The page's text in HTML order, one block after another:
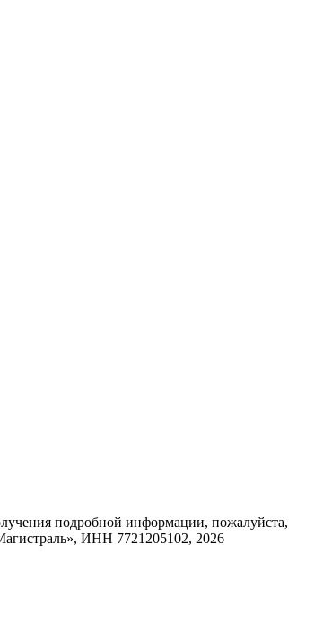
подробной информации, пожалуйста,
ИНН 7721205102, 2026